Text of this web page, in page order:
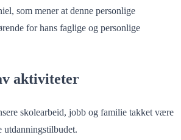
som mener at denne personlige
for hans faglige og personlige
aktiviteter
skolearbeid, jobb og familie takket være
utdanningstilbudet.